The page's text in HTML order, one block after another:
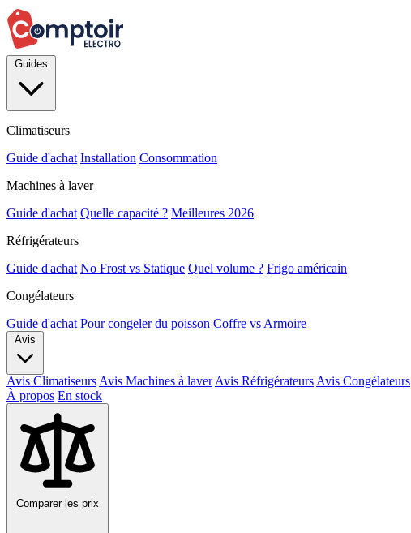
Climatiseurs
Guide d'achat Installation Consommation
Machines à laver
Guide d'achat Quelle capacité ? Meilleures 2026
Réfrigérateurs
Guide d'achat No Frost vs Statique Quel volume ? Frigo américain
Congélateurs
Guide d'achat Pour congeler du poisson Coffre vs Armoire
Avis Climatiseurs Avis Machines à laver Avis Réfrigérateurs Avis Congélateurs
À propos En stock